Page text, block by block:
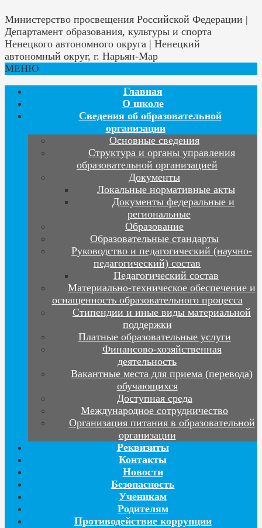
Министерство просвещения Российской Федерации |
Департамент образования, культуры и спорта
Ненецкого автономного округа | Ненецкий
автономный округ, г. Нарьян-Мар
МЕНЮ
Главная
О школе
Сведения об образовательной
организации
Основные сведения
Структура и органы управления
образовательной организацией
Документы
Локальные нормативные акты
Документы федеральные и
региональные
Образование
Образовательные стандарты
Руководство и педагогический (научно-
педагогический) состав
Педагогический состав
Материально-техническое обеспечение и
оснащенность образовательного процесса
Стипендии и иные виды материальной
поддержки
Платные образовательные услуги
Финансово-хозяйственная
деятельность
Вакантные места для приема (перевода)
обучающихся
Доступная среда
Международное сотрудничество
Организация питания в образовательной
организации
Реквизиты
Контакты
Новости
Безопасность
Ученикам
Родителям
Противодействие коррупции